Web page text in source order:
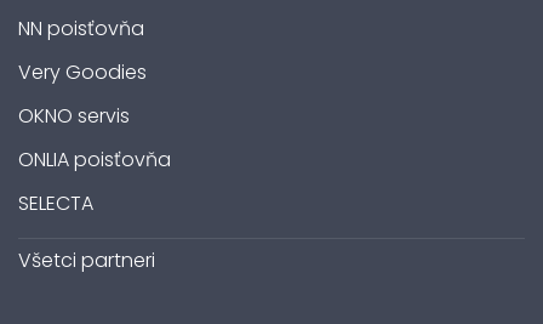
NN poisťovňa
Very Goodies
OKNO servis
ONLIA poisťovňa
SELECTA
Všetci partneri